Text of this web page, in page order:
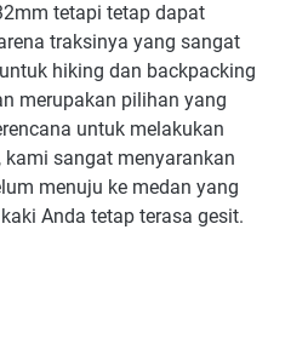
tetapi tetap dapat
traksinya yang sangat
hiking dan backpacking
merupakan pilihan yang
untuk melakukan
sangat menyarankan
menuju ke medan yang
Anda tetap terasa gesit.